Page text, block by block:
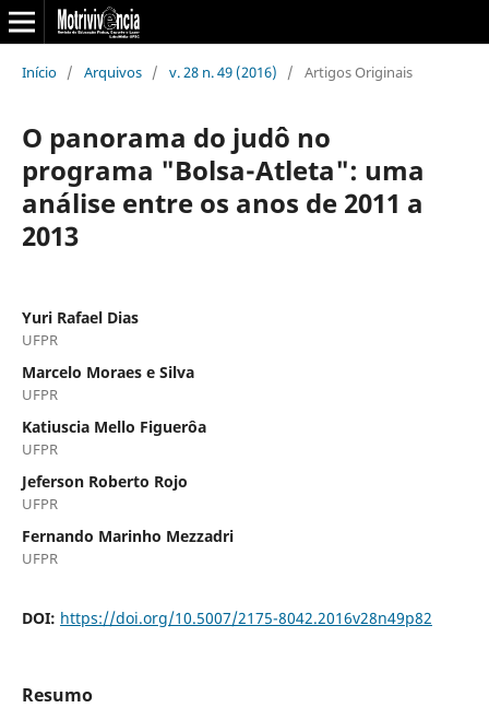
Início / Arquivos / v. 28 n. 49 (2016) / Artigos Originais
O panorama do judô no
programa "Bolsa-Atleta": uma
análise entre os anos de 2011 a
2013
Yuri Rafael Dias
UFPR
Marcelo Moraes e Silva
UFPR
Katiuscia Mello Figuerôa
UFPR
Jeferson Roberto Rojo
UFPR
Fernando Marinho Mezzadri
UFPR
DOI: https://doi.org/10.5007/2175-8042.2016v28n49p82
Resumo